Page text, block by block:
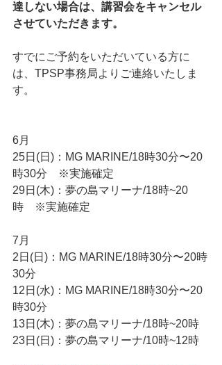
達しない場合は、講習会をキャンセル
させていただきます。
すでにご予約をいただいている方に
は、TPSP事務局よりご連絡いたしま
す。
6月
25日(日)：MG MARINE/18時30分〜20
時30分　※実施確定
29日(木)：夢の島マリーナ/18時~20
時　※実施確定
7月
2日(日)：MG MARINE/18時30分〜20時
30分
12日(水)：MG MARINE/18時30分〜20
時30分
13日(木)：夢の島マリーナ/18時~20時
23日(日)：夢の島マリーナ/10時~12時